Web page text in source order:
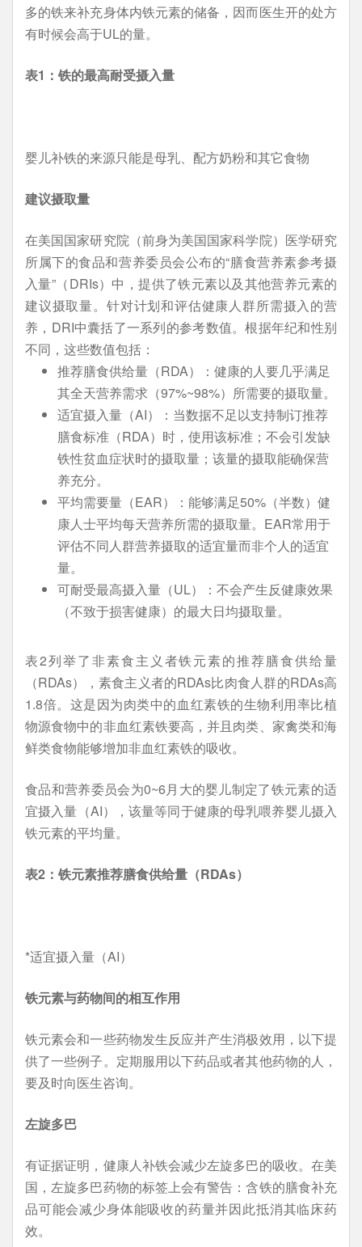
多的铁来补充身体内铁元素的储备，因而医生开的处方
有时候会高于UL的量。
表1 ：铁的最高耐受摄入量
婴儿补铁的来源只能是母乳、配方奶粉和其它食物
建议摄取量
在美国国家研究院（前身为美国国家科学院）医学研究
所属下的食品和营养委员会公布的“膳食营养素参考摄
入量”（DRIs）中，提供了铁元素以及其他营养元素的
建议摄取量。针对计划和评估健康人群所需摄入的营
养，DRI中囊括了一系列的参考数值。根据年纪和性别
不同，这些数值包括：
推荐膳食供给量（RDA）：健康的人要几乎满足
其全天营养需求（97%~98%）所需要的摄取量。
适宜摄入量（AI）：当数据不足以支持制订推荐
膳食标准（RDA）时，使用该标准；不会引发缺
铁性贫血症状时的摄取量；该量的摄取能确保营
养充分。
平均需要量（EAR）：能够满足50%（半数）健
康人士平均每天营养所需的摄取量。EAR常用于
评估不同人群营养摄取的适宜量而非个人的适宜
量。
可耐受最高摄入量（UL）：不会产生反健康效果
（不致于损害健康）的最大日均摄取量。
表2列举了非素食主义者铁元素的推荐膳食供给量
（RDAs），素食主义者的RDAs比肉食人群的RDAs高
1.8倍。这是因为肉类中的血红素铁的生物利用率比植
物源食物中的非血红素铁要高，并且肉类、家禽类和海
鲜类食物能够增加非血红素铁的吸收。
食品和营养委员会为0~6月大的婴儿制定了铁元素的适
宜摄入量（AI），该量等同于健康的母乳喂养婴儿摄入
铁元素的平均量。
表2 ：铁元素推荐膳食供给量（RDAs）
*适宜摄入量（AI）
铁元素与药物间的相互作用
铁元素会和一些药物发生反应并产生消极效用，以下提
供了一些例子。定期服用以下药品或者其他药物的人，
要及时向医生咨询。
左旋多巴
有证据证明，健康人补铁会减少左旋多巴的吸收。在美
国，左旋多巴药物的标签上会有警告：含铁的膳食补充
品可能会减少身体能吸收的药量并因此抵消其临床药
效。